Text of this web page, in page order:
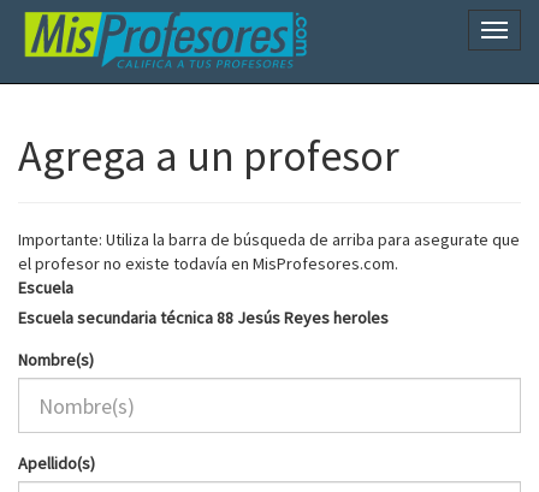
Agrega a un profesor
Importante: Utiliza la barra de búsqueda de arriba para asegurate que
el profesor no existe todavía en MisProfesores.com.
Escuela
Escuela secundaria técnica 88 Jesús Reyes heroles
Nombre(s)
Apellido(s)